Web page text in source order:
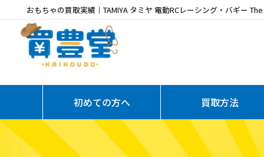
おもちゃの買取実績｜TAMIYA タミヤ 電動RCレーシング・バギー
初めての方へ 買取方法